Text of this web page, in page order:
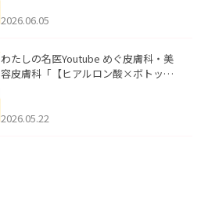
2026.06.05
わたしの名医Youtube めぐ皮膚科・美
容皮膚科「【ヒアルロン酸×ボトック
た。
2026.05.22